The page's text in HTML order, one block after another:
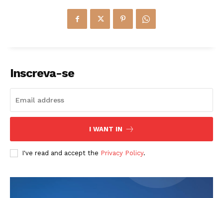
Inscreva-se
I WANT IN
I've read and accept the Privacy Policy.